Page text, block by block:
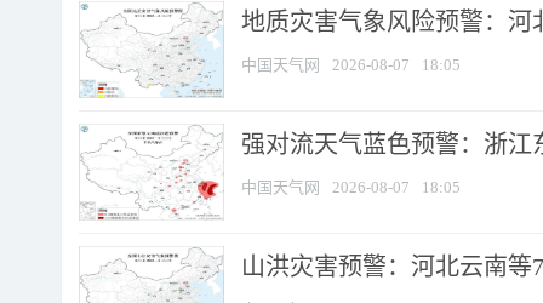
地质灾害气象风险预警：河
中国天气网 2026-08-07 18:05
强对流天气蓝色预警：浙江
中国天气网 2026-08-07 18:05
山洪灾害预警：河北云南